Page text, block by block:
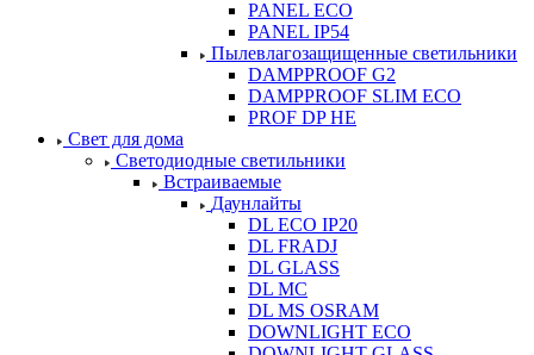
PANEL ECO
PANEL IP54
Пылевлагозащищенные светильники
DAMPPROOF G2
DAMPPROOF SLIM ECO
PROF DP HE
Свет для дома
Светодиодные светильники
Встраиваемые
Даунлайты
DL ECO IP20
DL FRADJ
DL GLASS
DL MC
DL MS OSRAM
DOWNLIGHT ECO